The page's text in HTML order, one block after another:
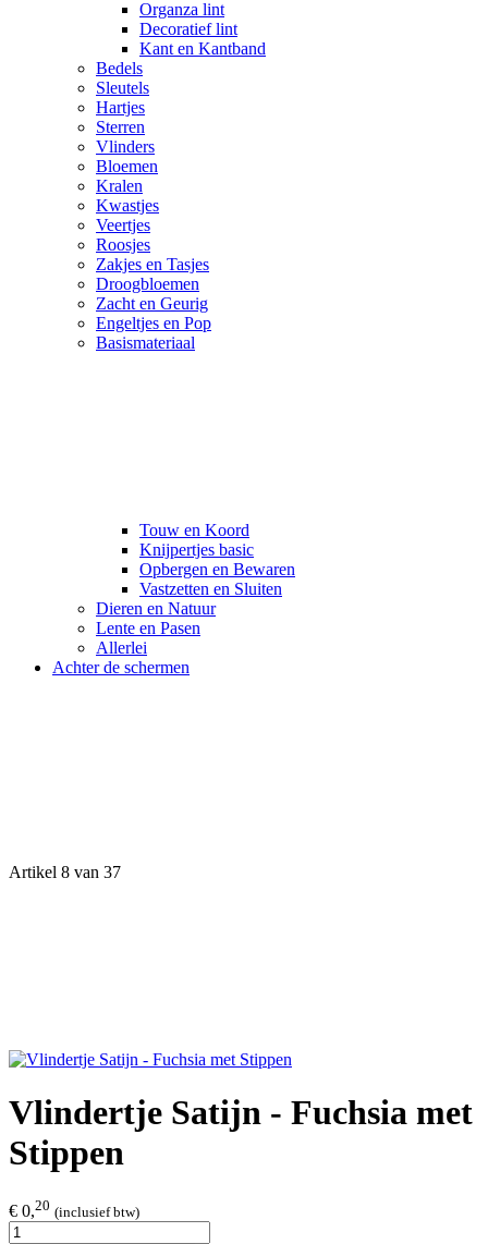
Organza lint
Decoratief lint
Kant en Kantband
Bedels
Sleutels
Hartjes
Sterren
Vlinders
Bloemen
Kralen
Kwastjes
Veertjes
Roosjes
Zakjes en Tasjes
Droogbloemen
Zacht en Geurig
Engeltjes en Pop
Basismateriaal
Touw en Koord
Knijpertjes basic
Opbergen en Bewaren
Vastzetten en Sluiten
Dieren en Natuur
Lente en Pasen
Allerlei
Achter de schermen
Artikel 8 van 37
Vlindertje Satijn - Fuchsia met
Stippen
€ 0,20 (inclusief btw)